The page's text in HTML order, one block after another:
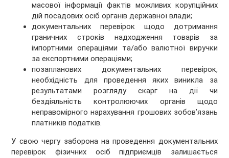
масової інформації фактів можливих корупційних
дій посадових осіб органів державної влади;
документальних перевірок щодо дотримання
граничних строків надходження товарів за
імпортними операціями та/або валютної виручки
за експортними операціями;
позапланових документальних перевірок,
необхідність для проведення яких виникла за
результатами розгляду скарг на дії чи
бездіяльність контролюючих органів щодо
неправомірного нарахування грошових зобов’язань
платників податків.
У свою чергу заборона на проведення документальних
перевірок фізичних осіб підприємців залишається